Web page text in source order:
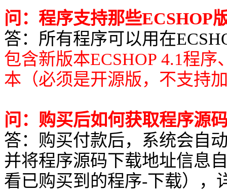
问：程序支持那些ECSHOP
答：所有程序可以用在
包含新版本ECSHOP 4.1程
本（必须是开源版，不支持
问：购买后如何获取程序源
答：购买付款后，系统会自
并将程序源码下载地址信息
看已购买到的程序-下载），